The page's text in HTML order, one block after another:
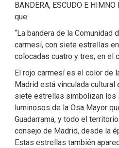
BANDERA, ESCUDO E
que:
“La bandera de la Comunidad
carmesí, con siete estrellas
colocadas cuatro y tres, en el
El rojo carmesí es el color de
Madrid está vinculada cultural
siete estrellas simbolizan los
luminosos de la Osa Mayor
Guadarrama, y todo el
consejo de Madrid, desde la
Estas estrellas también